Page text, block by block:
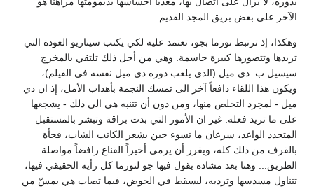
الآخر على بعض بريق المجد القديم.
وهكذا، إذ ترتبط نورما بجو، تعتمد عليه لكي يكتب سيناريو العودة التي
تريدها وتتصورها كبيرة حاسمة. وهي من أجل ذلك تلتقي بالمخرج
سيسيل ب. دي ميل (الذي يلعب دوره دي ميل نفسه في الفيلم)،
ويكون هذا اللقاء دافعاً آخر الى تمسك النجمة بأهداب الأمل، إذ ان دي
ميل - لمجرد التخلص منها، ومن دون أن تتنبه هي الى ذلك - يشجعها
على ما تريد فعله. غير ان الأمور التي بدت براقة وتبشر بالمستقبل
المتجدد الواعد، سرعان ما تسوء حين يشعر الكاتب الشاب، فجأة
بالقرف من ذلك كله، ويقرر أن يرمي أخيراً القناع رافضاً مواصلة
الطريق... وهنا بعد مشادة يقول فيها جو لنورما كل رأيه الحقيقي فيها،
تتناول مسدسها وترديه، ليسقط في الحوض، فيما تصاب هي بمسّ من